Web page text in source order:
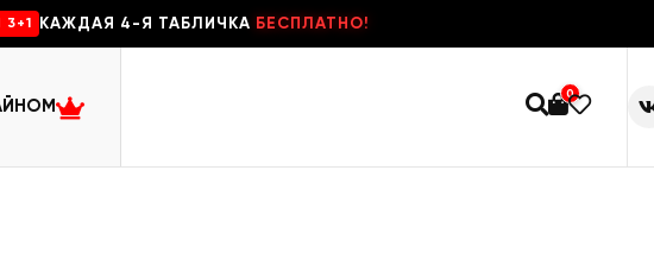
КАЖДАЯ 4-Я ТАБЛИЧКА БЕСПЛАТНО!
0